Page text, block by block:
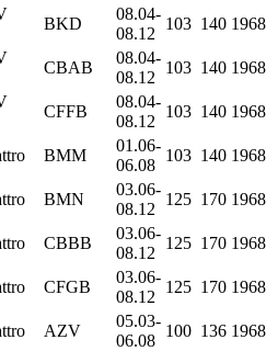
BKD
08.04-
08.12
103 140 1968
CBAB
08.04-
08.12
103 140 1968
CFFB
08.04-
08.12
103 140 1968
BMM
01.06-
06.08
103 140 1968
BMN
03.06-
08.12
125 170 1968
CBBB
03.06-
08.12
125 170 1968
CFGB
03.06-
08.12
125 170 1968
AZV
05.03-
06.08
100 136 1968